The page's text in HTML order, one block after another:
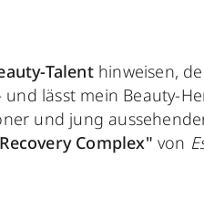
Talent hinweisen,
und lässt mein Beauty-
und jung
Complex" von